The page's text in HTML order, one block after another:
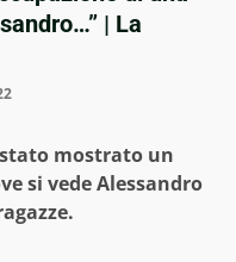
| La
stato mostrato un
si vede Alessandro